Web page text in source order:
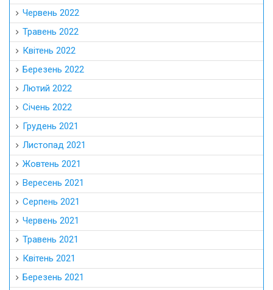
Червень 2022
Травень 2022
Квітень 2022
Березень 2022
Лютий 2022
Січень 2022
Грудень 2021
Листопад 2021
Жовтень 2021
Вересень 2021
Серпень 2021
Червень 2021
Травень 2021
Квітень 2021
Березень 2021